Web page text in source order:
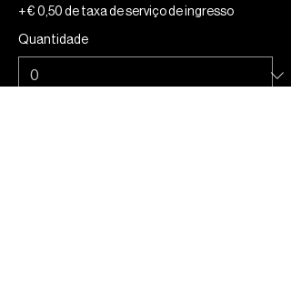
+ € 0,50 de taxa de serviço de ingresso
Quantidade